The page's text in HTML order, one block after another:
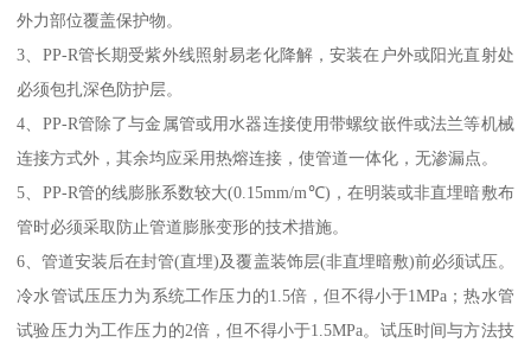
外力部位覆盖保护物。
3、PP-R管长期受紫外线照射易老化降解，安装在户外或阳光直射处
必须包扎深色防护层。
4、PP-R管除了与金属管或用水器连接使用带螺纹嵌件或法兰等机械
连接方式外，其余均应采用热熔连接，使管道一体化，无渗漏点。
5、PP-R管的线膨胀系数较大(0.15mm/m℃)，在明装或非直埋暗敷布
管时必须采取防止管道膨胀变形的技术措施。
6、管道安装后在封管(直埋)及覆盖装饰层(非直埋暗敷)前必须试压。
冷水管试压压力为系统工作压力的1.5倍，但不得小于1MPa；热水管
试验压力为工作压力的2倍，但不得小于1.5MPa。试压时间与方法技